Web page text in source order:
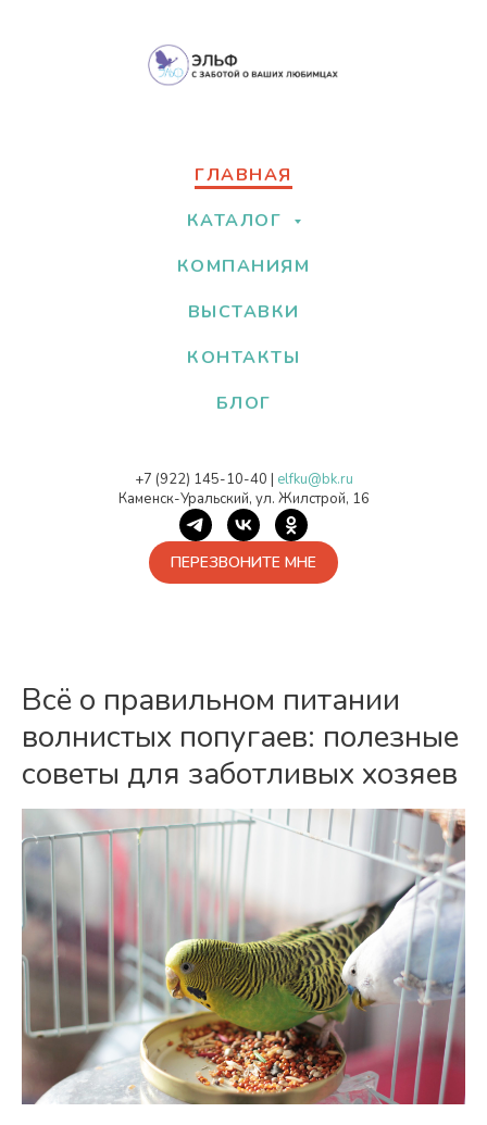
ГЛАВНАЯ
КАТАЛОГ
КОМПАНИЯМ
ВЫСТАВКИ
КОНТАКТЫ
БЛОГ
+7 (922) 145-10-40 | elfku@bk.ru
Каменск-Уральский, ул. Жилстрой, 16
ПЕРЕЗВОНИТЕ МНЕ
Всё о правильном питании
волнистых попугаев: полезные
советы для заботливых хозяев